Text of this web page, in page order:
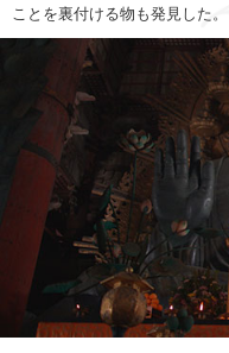
ことを裏付ける物も発見した。